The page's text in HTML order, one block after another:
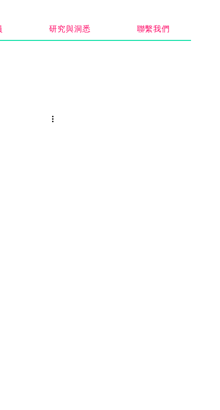
研究與洞悉 聯繫我們